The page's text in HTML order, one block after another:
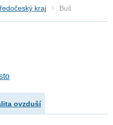
kraj Buš
ovzduší